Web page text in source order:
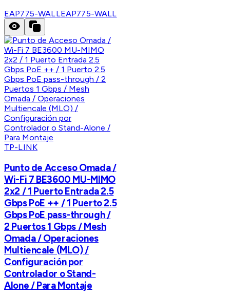
EAP775-WALLEAP775-WALL
TP-LINK
Punto de Acceso Omada /
Wi-Fi 7 BE3600 MU-MIMO
2x2 / 1 Puerto Entrada 2.5
Gbps PoE ++ / 1 Puerto 2.5
Gbps PoE pass-through /
2 Puertos 1 Gbps / Mesh
Omada / Operaciones
Multiencale (MLO) /
Configuración por
Controlador o Stand-
Alone / Para Montaje